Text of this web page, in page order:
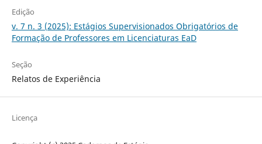
Edição
v. 7 n. 3 (2025): Estágios Supervisionados Obrigatórios de
Formação de Professores em Licenciaturas EaD
Seção
Relatos de Experiência
Licença